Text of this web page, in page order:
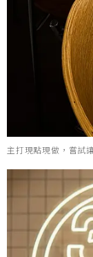
主打現點現做，嘗試